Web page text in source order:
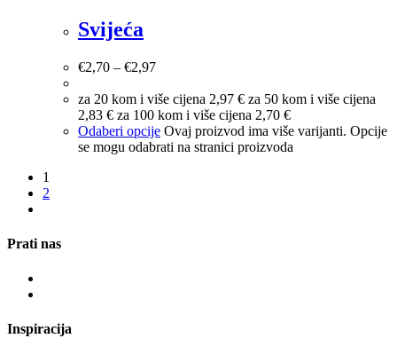
Svijeća
€2,70 – €2,97
za 20 kom i više cijena 2,97 € za 50 kom i više cijena
2,83 € za 100 kom i više cijena 2,70 €
Odaberi opcije Ovaj proizvod ima više varijanti. Opcije
se mogu odabrati na stranici proizvoda
1
2
Prati nas
Inspiracija